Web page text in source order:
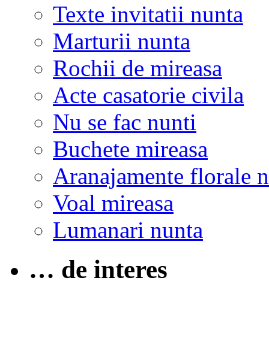
Texte invitatii nunta
Marturii nunta
Rochii de mireasa
Acte casatorie civila
Nu se fac nunti
Buchete mireasa
Aranajamente florale
Voal mireasa
Lumanari nunta
… de interes